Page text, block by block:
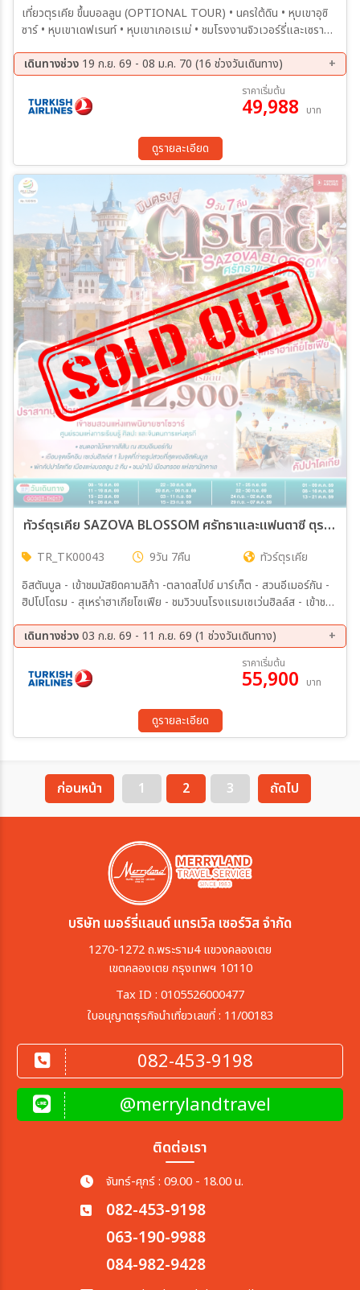
เที่ยวตุรเคีย ขึ้นบอลลูน (OPTIONAL TOUR) • นครใต้ดิน • หุบเขาอุซิ
ซาร์ • หุบเขาเดฟเรนท์ • หุบเขาเกอเรเม่ • ชมโรงงานจิวเวอร์รี่และเซรามิค
ฝิ่น • ชมโรงงานคอตตอน • ปราสาทปุยฝ้าย • สุสานโรมันโบราณ โรงงาน
เครื่องหนัง • เพอร์กามอน • AYVALIK ไอวาลิค • ชานัคคาเล่ • ม้าไม้
จำลองกรุงทรอย กรุงอิสตันบูล • สุเหร่าสีน้ำเงิน • จัตุรัสสุลต่านอะห์เมต •
เข้าชมสุเหร่าเซนต์โซเฟีย ล่องเรือช่องแคบบอสฟอรัส • พระราชวังโดลมา
เดินทางช่วง 19 ก.ย. 69 - 08 ม.ค. 70 (16 ช่วงวันเดินทาง)
03 ต.ค. 69 - 11 ต.ค. 69
10 ต.ค. 69 - 13 ต.ค. 69
16 ต.ค. 69 - 24 ต.ค. 69
17 ต.ค. 69 - 25 ต.ค. 69
23 ต.ค. 69 - 31 ต.ค. 69
21 พ.ย. 69 - 29 พ.ย. 69
06 ธ.ค. 69 - 14 ธ.ค. 69
19 ธ.ค. 69 - 27 ธ.ค. 69
24 ธ.ค. 69 - 01 ม.ค. 70
25 ธ.ค. 69 - 02 ม.ค. 70
26 ธ.ค. 69 - 03 ม.ค. 70
27 ธ.ค. 69 - 04 ม.ค. 70
31 ธ.ค. 69 - 08 ม.ค. 70
ราคาเริ่มต้น
49,988 บาท
ดูรายละเอียด
ทัวร์ตุรเคีย SAZOVA BLOSSOM ศรัทธาและแฟนตาซี ตุรเคีย 9วัน 7คืน (TK)
TR_TK00043 9วัน 7คืน
ทัวร์ตุรเคีย
อิสตันบูล - เข้าชมมัสยิดคามลิก้า -ตลาดสไปซ์ มาร์เก็ต - สวนอีเมอร์กัน -
ฮิปโปโดรม - สุเหร่าฮาเกียโซเฟีย - ชมวิวบนโรงแรมเซเว่นฮิลล์ส - เข้าชม
ปราสาทปุยฝ้าย – เมืองโบราณเฮียราโพลิส- คอนยา - คาราวานสไร - คัป
ปาโดเกีย - หุบเขานกพิราบ - หุบเขาเกอเรเม - นครใต้ดิน - ปราสาทหินยูชิ
ซาร์ - อังการ่า - ทะเลสาบเกลือ - เอสเคเชีย - เข้าชมสวนเทพนิยายซาโซ
วาร์ อิสตันบูล –ล่องเรือเฟอร์รี่ช่องแคบบอสฟอรัส - หอคอยกาลาตา -
เดินทางช่วง03 ก.ย. 69 - 11 ก.ย. 69 (1 ช่วงวันเดินทาง)
ราคาเริ่มต้น
55,900 บาท
ดูรายละเอียด
ก่อนหน้า 1 2 3 ถัดไป
บริษัท เมอร์รี่แลนด์ แทรเวิล เซอร์วิส จำกัด
1270-1272 ถ.พระราม4 แขวงคลองเตย
เขตคลองเตย กรุงเทพฯ 10110
Tax ID : 0105526000477
ใบอนุญาตธุรกิจนำเที่ยวเลขที่ : 11/00183
082-453-9198
@merrylandtravel
ติดต่อเรา
จันทร์-ศุกร์ : 09.00 - 18.00 น.
082-453-9198
063-190-9988
084-982-9428